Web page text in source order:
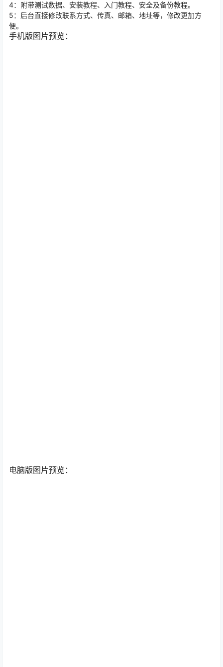
4：附带测试数据、安装教程、入门教程、安全及备份教程。
5：后台直接修改联系方式、传真、邮箱、地址等，修改更加方
便。
手机版图片预览：
电脑版图片预览：